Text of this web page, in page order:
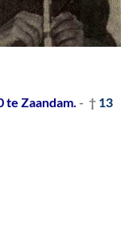
te Zaandam. - † 13